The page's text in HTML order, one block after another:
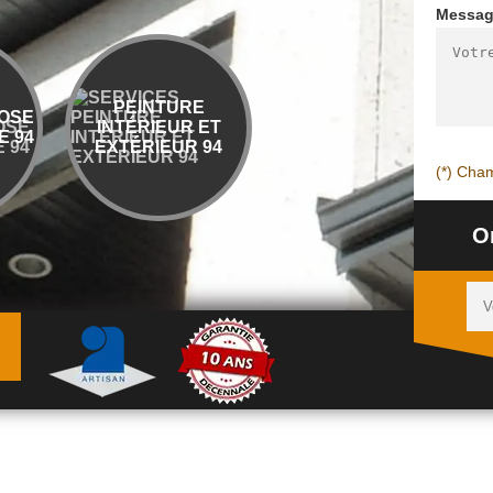
94
PEINTURE
INTÉRIEUR ET
EXTÉRIEUR 94
ENTREPRISE
ÉVACUATION 94
(*)